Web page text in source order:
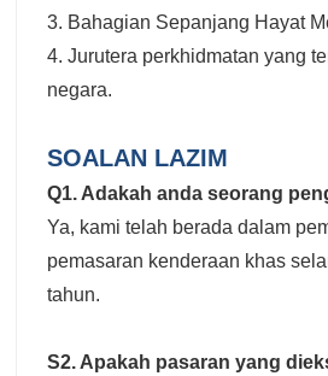
3. Bahagian Sepanjang Hayat
4. Jurutera perkhidmatan yang
negara.
SOALAN LAZIM
Q1. Adakah anda seorang
Ya, kami telah berada dalam
pemasaran kenderaan khas
tahun.
S2. Apakah pasaran yang